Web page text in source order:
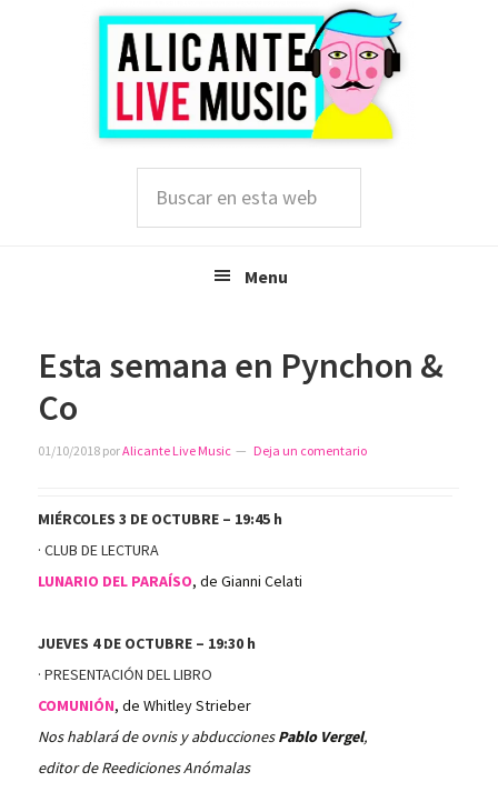
esta
Menu
Esta semana en Pynchon &
Co
01/10/2018 porAlicante Live Music Deja un comentario
MIÉRCOLES 3 DE OCTUBRE – 19:45 h
· CLUB DE LECTURA
LUNARIO DEL PARAÍSO, de Gianni Celati
JUEVES 4 DE OCTUBRE – 19:30 h
· PRESENTACIÓN DEL LIBRO
COMUNIÓN, de Whitley Strieber
Nos hablará de ovnis y abduccionesPablo Vergel,
editor de Reediciones Anómalas